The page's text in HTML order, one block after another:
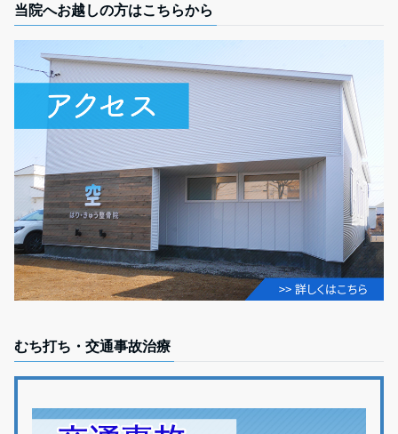
当院へお越しの方はこちらから
むち打ち・交通事故治療